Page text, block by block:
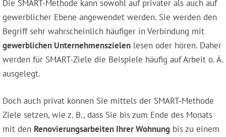
Die SMART-Methode kann sowohl auf privater als auch auf
gewerblicher Ebene angewendet werden. Sie werden den
Begriff sehr wahrscheinlich häufiger in Verbindung mit
gewerblichen Unternehmenszielen lesen oder hören. Daher
werden für SMART-Ziele die Beispiele häufig auf Arbeit o. Ä.
ausgelegt.
Doch auch privat können Sie mittels der SMART-Methode
Ziele setzen, wie z. B., dass Sie bis zum Ende des Monats
mit den Renovierungsarbeiten Ihrer Wohnung bis zu einem